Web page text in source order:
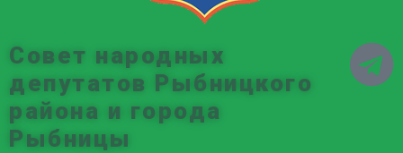
Совет народных
депутатов Рыбницкого
района и города
Рыбницы